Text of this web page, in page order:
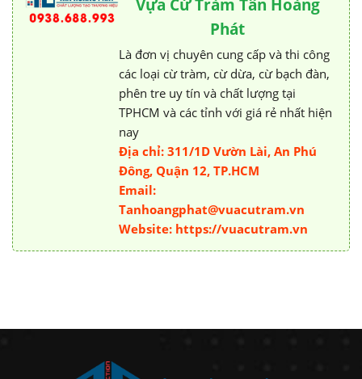
Vựa Cừ Tràm Tân Hoàng
Phát
Là đơn vị chuyên cung cấp và thi công
các loại cừ tràm, cừ dừa, cừ bạch đàn,
phên tre uy tín và chất lượng tại
TPHCM và các tỉnh với giá rẻ nhất hiện
nay
Địa chỉ: 311/1D Vườn Lài, An Phú
Đông, Quận 12, TP.HCM
Email:
Tanhoangphat@vuacutram.vn
Website: https://vuacutram.vn